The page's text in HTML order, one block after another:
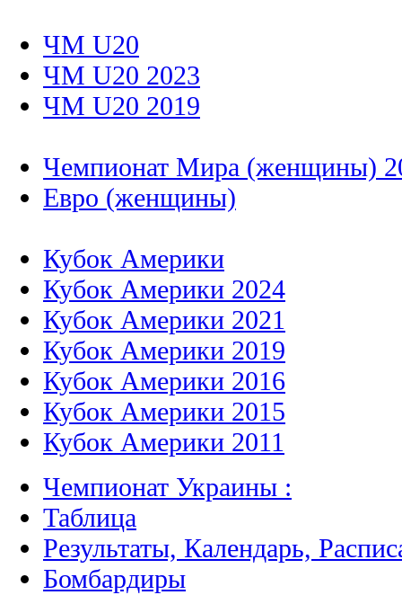
ЧМ U20
ЧМ U20 2023
ЧМ U20 2019
Чемпионат Мира (женщины)
Евро (женщины)
Кубок Америки
Кубок Америки 2024
Кубок Америки 2021
Кубок Америки 2019
Кубок Америки 2016
Кубок Америки 2015
Кубок Америки 2011
Чемпионат Украины :
Таблица
Результаты, Календарь,
Бомбардиры